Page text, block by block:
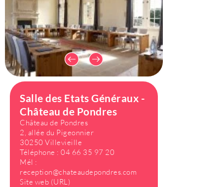
Salle des Etats Généraux -
Château de Pondres
Château de Pondres
2, allée du Pigeonnier
30250 Villevieille
Téléphone : 04 66 35 97 20
Mél :
reception@chateaudepondres.com
Site web (URL)